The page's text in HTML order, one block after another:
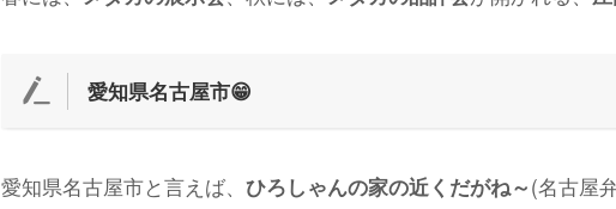
愛知県名古屋市😁
愛知県名古屋市と言えば、 ひろしゃんの家の近くだがね～(名古屋